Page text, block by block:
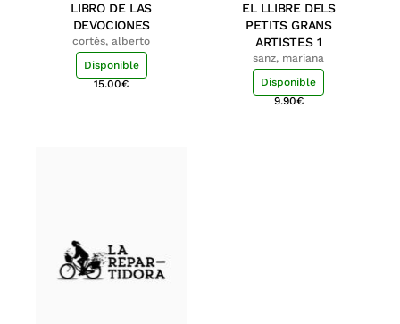
LIBRO DE LAS
DEVOCIONES
cortés, alberto
Disponible
15.00€
EL LLIBRE DELS
PETITS GRANS
ARTISTES 1
sanz, mariana
Disponible
9.90€